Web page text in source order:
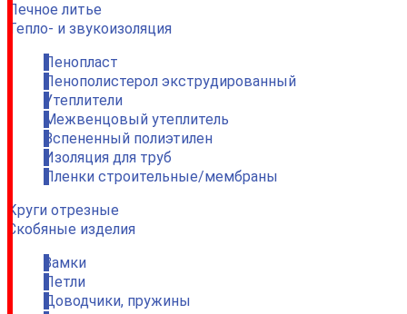
Печное литье
Тепло- и звукоизоляция
Пенопласт
Пенополистерол экструдированный
Утеплители
Межвенцовый утеплитель
Вспененный полиэтилен
Изоляция для труб
Пленки строительные/мембраны
Круги отрезные
Скобяные изделия
Замки
Петли
Доводчики, пружины